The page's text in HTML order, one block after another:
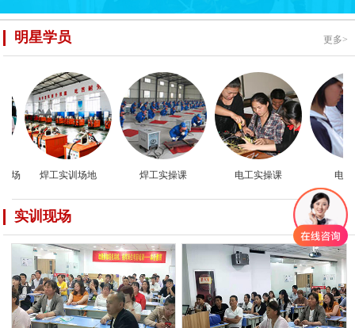
明星学员 更多>
场 焊工实训场地 焊工实操课 电工实操课 电工
实训现场 更多>